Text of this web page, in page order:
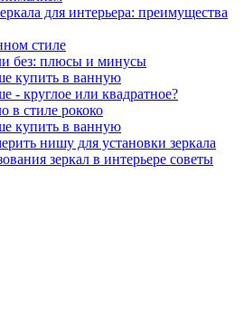
для интерьера: преимущества
стиле
без: плюсы и минусы
купить в ванную
- круглое или квадратное?
в стиле рококо
купить в ванную
нишу для установки зеркала
зеркал в интерьере советы